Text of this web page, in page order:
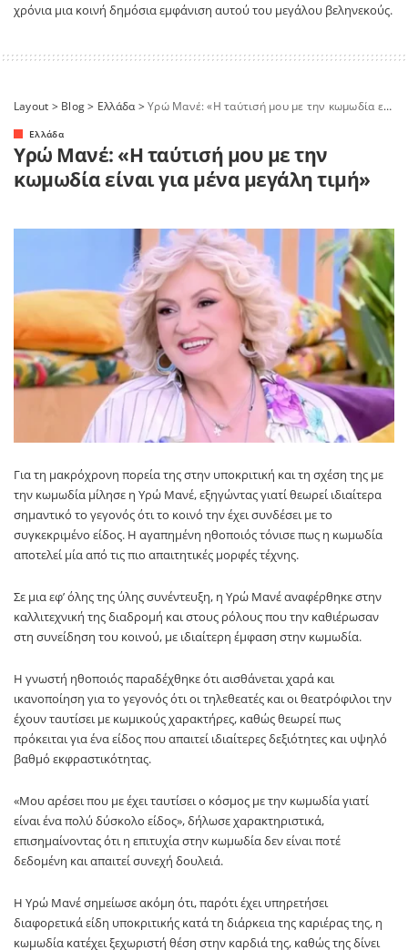
χρόνια μια κοινή δημόσια εμφάνιση αυτού του μεγάλου βεληνεκούς.
Layout > Blog> Ελλάδα>Υρώ Μανέ: «Η ταύτισή μου με την κωμωδία είναι για μένα μεγάλη τιμή»
Ελλάδα
Υρώ Μανέ: «Η ταύτισή μου με την
κωμωδία είναι για μένα μεγάλη τιμή»
Για τη μακρόχρονη πορεία της στην υποκριτική και τη σχέση της με
την κωμωδία μίλησε η Υρώ Μανέ, εξηγώντας γιατί θεωρεί ιδιαίτερα
σημαντικό το γεγονός ότι το κοινό την έχει συνδέσει με το
συγκεκριμένο είδος. Η αγαπημένη ηθοποιός τόνισε πως η κωμωδία
αποτελεί μία από τις πιο απαιτητικές μορφές τέχνης.
Σε μια εφ’ όλης της ύλης συνέντευξη, η Υρώ Μανέ αναφέρθηκε στην
καλλιτεχνική της διαδρομή και στους ρόλους που την καθιέρωσαν
στη συνείδηση του κοινού, με ιδιαίτερη έμφαση στην κωμωδία.
Η γνωστή ηθοποιός παραδέχθηκε ότι αισθάνεται χαρά και
ικανοποίηση για το γεγονός ότι οι τηλεθεατές και οι θεατρόφιλοι την
έχουν ταυτίσει με κωμικούς χαρακτήρες, καθώς θεωρεί πως
πρόκειται για ένα είδος που απαιτεί ιδιαίτερες δεξιότητες και υψηλό
βαθμό εκφραστικότητας.
«Μου αρέσει που με έχει ταυτίσει ο κόσμος με την κωμωδία γιατί
είναι ένα πολύ δύσκολο είδος», δήλωσε χαρακτηριστικά,
επισημαίνοντας ότι η επιτυχία στην κωμωδία δεν είναι ποτέ
δεδομένη και απαιτεί συνεχή δουλειά.
Η Υρώ Μανέ σημείωσε ακόμη ότι, παρότι έχει υπηρετήσει
διαφορετικά είδη υποκριτικής κατά τη διάρκεια της καριέρας της, η
κωμωδία κατέχει ξεχωριστή θέση στην καρδιά της, καθώς της δίνει